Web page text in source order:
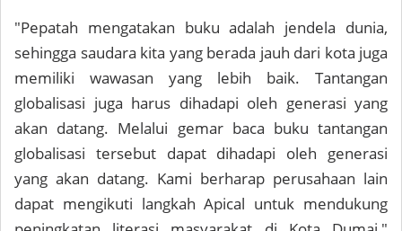
"Pepatah mengatakan buku adalah jendela dunia,
sehingga saudara kita yang berada jauh dari kota juga
memiliki wawasan yang lebih baik. Tantangan
globalisasi juga harus dihadapi oleh generasi yang
akan datang. Melalui gemar baca buku tantangan
globalisasi tersebut dapat dihadapi oleh generasi
yang akan datang. Kami berharap perusahaan lain
dapat mengikuti langkah Apical untuk mendukung